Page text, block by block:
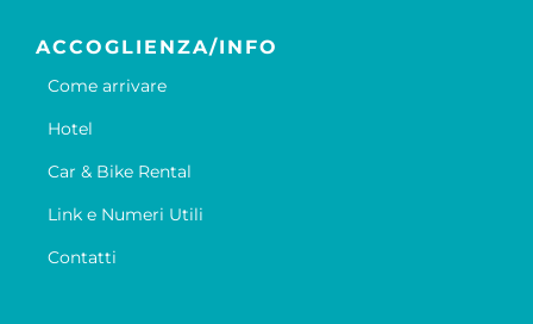
ACCOGLIENZA/INFO
Come arrivare
Hotel
Car & Bike Rental
Link e Numeri Utili
Contatti